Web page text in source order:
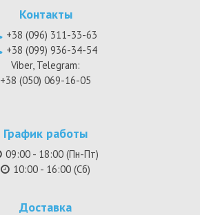
Контакты
+38 (096) 311-33-63
+38 (099) 936-34-54
Viber, Telegram:
+38 (050) 069-16-05
График работы
09:00 - 18:00 (Пн-Пт)
10:00 - 16:00 (Сб)
Доставка